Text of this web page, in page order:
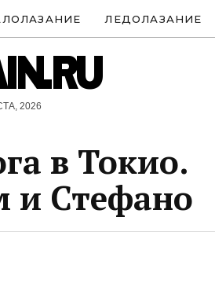
ЛЕДОЛАЗАНИЕ
2026
в Токио.
и Стефано